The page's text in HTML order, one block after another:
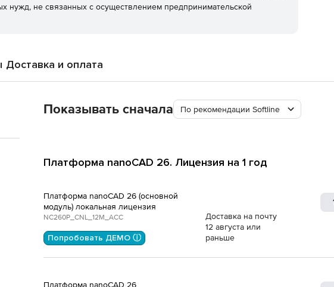
нужд, не связанных с осуществлением предпринимательской
Доставка и оплата
Показывать сначала По рекомендации Softline
Платформа nanoCAD 26. Лицензия на 1 год
Платформа nanoCAD 26 (основной
модуль) локальная лицензия
NC260P_CNL_12M_ACC
Попробовать ДЕМО ⓘ
Доставка на почту
12 августа или
раньше
Платформа nanoCAD 26